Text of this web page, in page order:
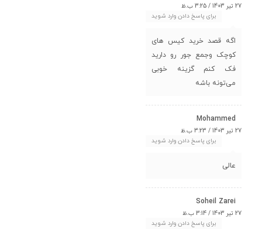
27 تیر 1403 / 3:25 ب.ظ
برای پاسخ دادن وارد شوید
اگه قصد خرید کیس های
کوچک وجمع جور رو دارید
فک کنم گزینه خوبی
می‌تونه باشه
Mohammed
27 تیر 1403 / 3:23 ب.ظ
برای پاسخ دادن وارد شوید
عالی
Soheil Zarei
27 تیر 1403 / 3:14 ب.ظ
برای پاسخ دادن وارد شوید